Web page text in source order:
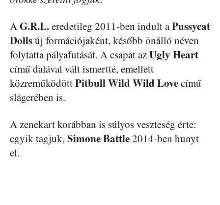
AG.R.L.eredetileg 2011-ben indult aPussycat
Dollsúj formációjaként, később önálló néven
folytatta pályafutását. A csapat azUgly Heart
című dalával vált ismertté, emellett
közreműködöttPitbullWild Wild Lovecímű
slágerében is.
A zenekart korábban is súlyos veszteség érte:
egyik tagjuk, Simone Battle2014-ben hunyt
el.